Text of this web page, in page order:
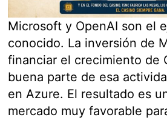
Microsoft y OpenAI son el
conocido. La inversión de
financiar el crecimiento de
buena parte de esa
en Azure. El resultado es
mercado muy favorable